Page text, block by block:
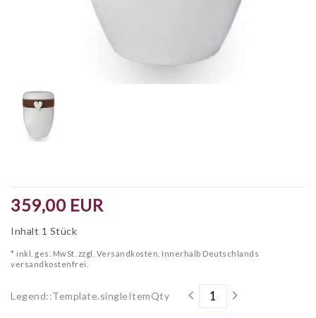
359,00 EUR
Inhalt 1 Stück
* inkl. ges. MwSt. zzgl. Versandkosten. Innerhalb Deutschlands
versandkostenfrei.
Legend::Template.singleItemQty